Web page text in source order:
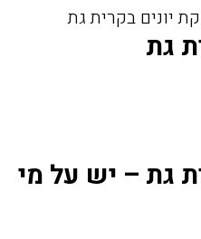
יונים בקרית גת
גת
גת – יש על מי